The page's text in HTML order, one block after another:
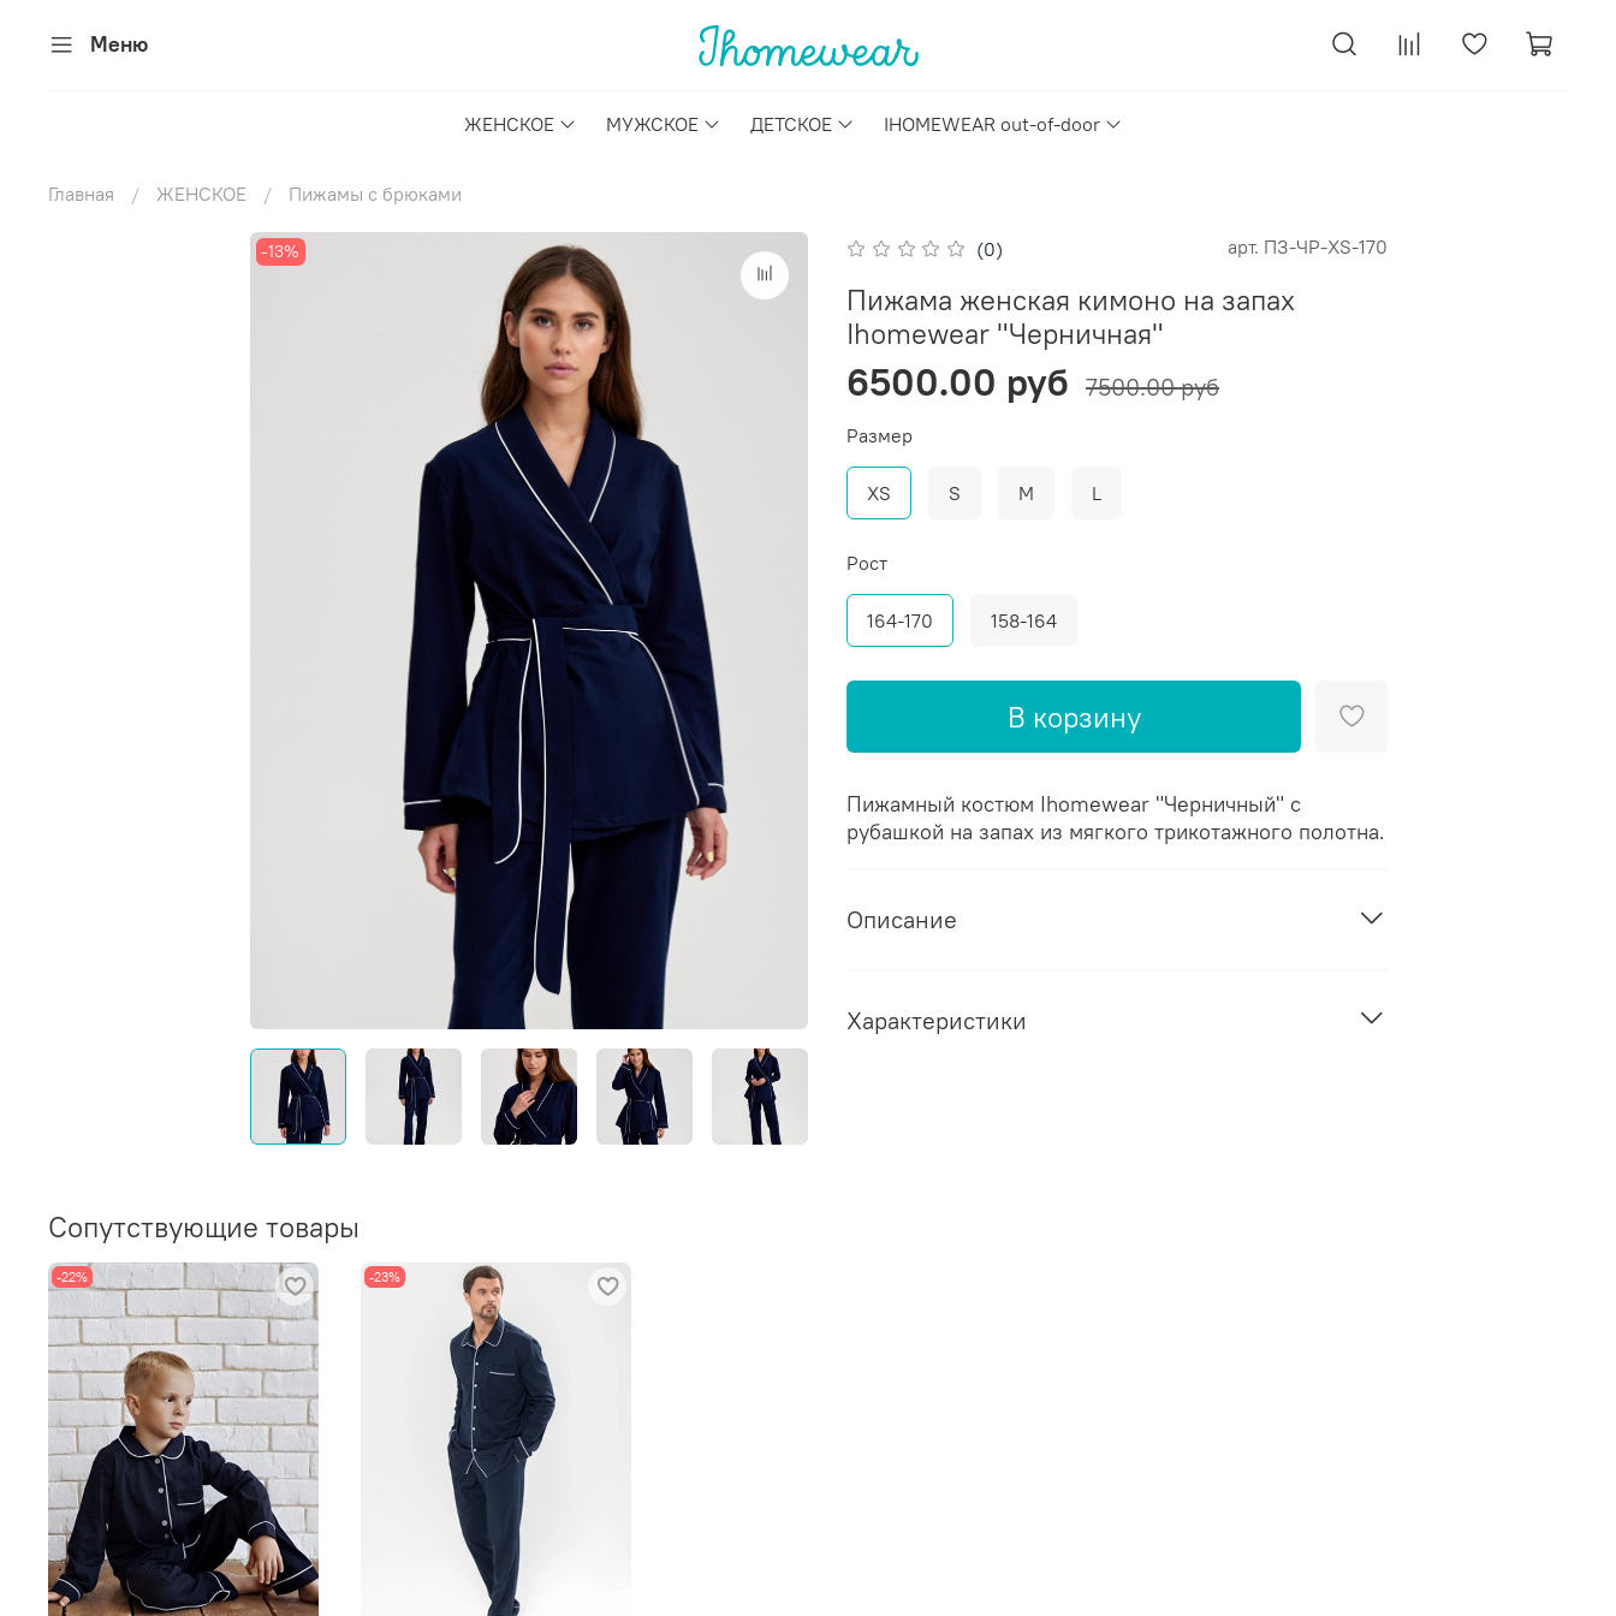
Меню
ЖЕНСКОЕ МУЖСКОЕ ДЕТСКОЕ IHOMEWEAR out-of-door
Главная ЖЕНСКОЕ Пижамы с брюками
-13% (0) арт. ПЗ-ЧР-XS-170
Пижама женская кимоно на запах
Ihomewear "Черничная"
6500.00 руб 7500.00 руб
В корзину
Размер
XS S M L
Рост
164-170 158-164
Пижамный костюм Ihomewear "Черничный" с
рубашкой на запах из мягкого трикотажного полотна.
Описание
Характеристики
Сопутствующие товары
-22% -23%